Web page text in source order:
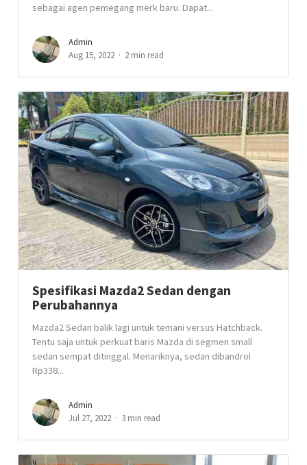
sebagai agen pemegang merk baru. Dapat...
Admin
Aug 15, 2022
2 min read
Spesifikasi Mazda2 Sedan dengan
Perubahannya
Mazda2 Sedan balik lagi untuk temani versus Hatchback.
Tentu saja untuk perkuat baris Mazda di segmen small
sedan sempat ditinggal. Menariknya, sedan dibandrol
Rp338...
Admin
Jul 27, 2022
3 min read